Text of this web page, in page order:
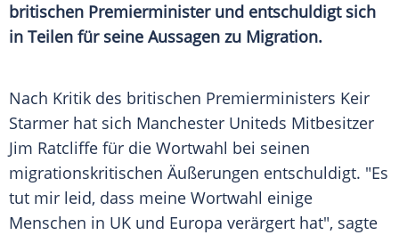
britischen Premierminister und entschuldigt sich
in Teilen für seine Aussagen zu Migration.
Nach Kritik des britischen Premierministers Keir
Starmer hat sich Manchester Uniteds Mitbesitzer
Jim Ratcliffe für die Wortwahl bei seinen
migrationskritischen Äußerungen entschuldigt. "Es
tut mir leid, dass meine Wortwahl einige
Menschen in UK und Europa verärgert hat", sagte